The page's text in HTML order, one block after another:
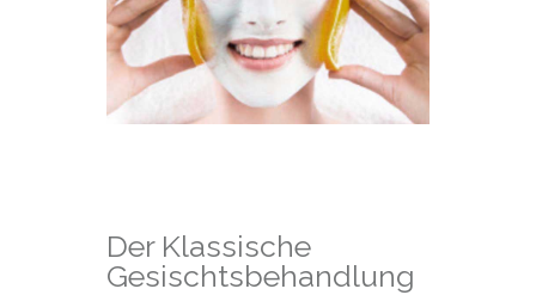
Der Klassische
Gesischtsbehandlung